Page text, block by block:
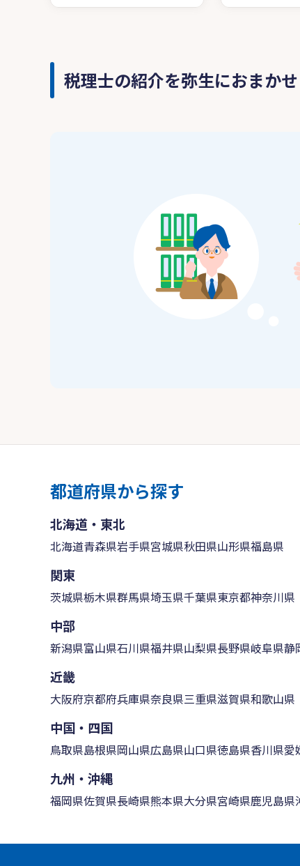
税理士の紹介を弥生におまか
都道府県から探す
北海道・東北
北海道青森県岩手県宮城県秋田県山形県福島県
関東
茨城県栃木県群馬県埼玉県千葉県東京都神奈川県
中部
新潟県富山県石川県福井県山梨県長野県岐阜県静
近畿
大阪府京都府兵庫県奈良県三重県滋賀県和歌山県
中国・四国
鳥取県島根県岡山県広島県山口県徳島県香川県愛
九州・沖縄
福岡県佐賀県長崎県熊本県大分県宮崎県鹿児島県